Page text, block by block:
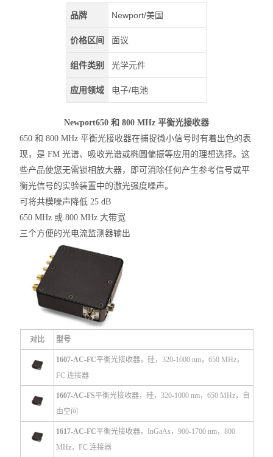
品牌 Newport/美国
价格区间 面议
组件类别 光学元件
应用领域 电子/电池
Newport650 和 800 MHz 平衡光接收器
650 和 800 MHz 平衡光接收器在捕捉微小信号时有着出色的表
现，是 FM 光谱、吸收光谱或椭圆偏振等应用的理想选择。这
些产品使您无需锁相放大器，即可消除任何产生参考信号或平
衡光信号的实验装置中的激光强度噪声。
可将共模噪声降低 25 dB
650 MHz 或 800 MHz 大带宽
三个方便的光电流监测器输出
对比 型号
1607-AC-FC平衡光接收器，硅，320-1000 nm，650 MHz，
FC 连接器
1607-AC-FS平衡光接收器，硅，320-1000 nm，650 MHz，自
由空间
1617-AC-FC平衡光接收器，InGaAs，900-1700 nm，800
MHz，FC 连接器